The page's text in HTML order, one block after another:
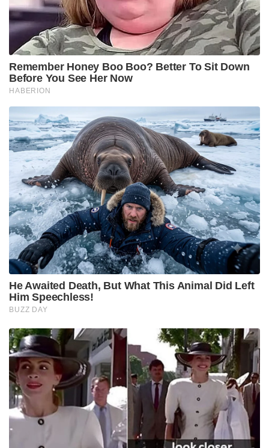
Remember Honey Boo Boo? Better To Sit Down
Before You See Her Now
HABERION
He Awaited Death, But What This Animal Did Left
Him Speechless!
BUZZ DAY